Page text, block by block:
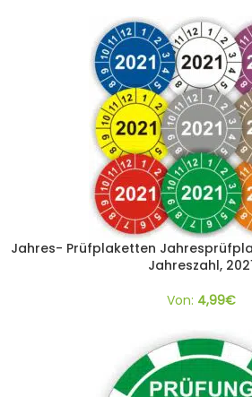
Jahres- Prüfplaketten
Jahreszahl,
Von: 4,99€